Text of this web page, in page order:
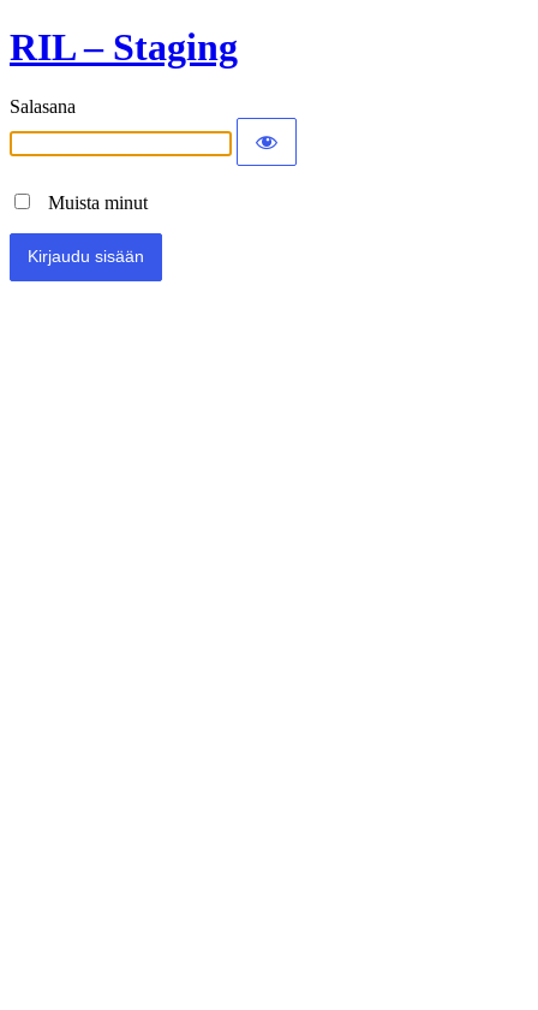
RIL – Staging
Salasana
Muista minut